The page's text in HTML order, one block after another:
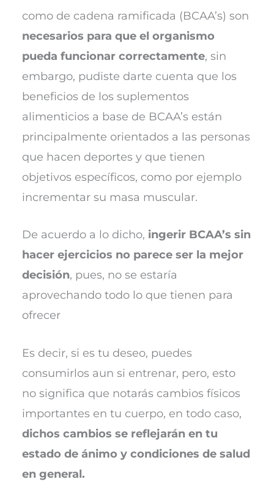
como de cadena ramificada (BCAA’s) son
necesarios para que el organismo
pueda funcionar correctamente, sin
embargo, pudiste darte cuenta que los
beneficios de los suplementos
alimenticios a base de BCAA’s están
principalmente orientados a las personas
que hacen deportes y que tienen
objetivos específicos, como por ejemplo
incrementar su masa muscular.
De acuerdo a lo dicho, ingerir BCAA’s sin
hacer ejercicios no parece ser la mejor
decisión, pues, no se estaría
aprovechando todo lo que tienen para
ofrecer
Es decir, si es tu deseo, puedes
consumirlos aun si entrenar, pero, esto
no significa que notarás cambios físicos
importantes en tu cuerpo, en todo caso,
dichos cambios se reflejarán en tu
estado de ánimo y condiciones de salud
en general.